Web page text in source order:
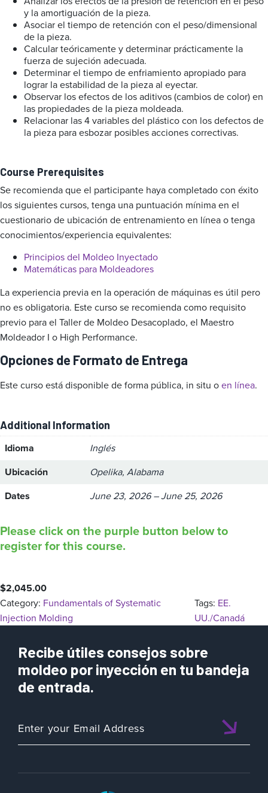
y la amortiguación de la pieza.
Asociar el tiempo de retención con el peso/dimensional
de la pieza.
Calcular teóricamente y determinar prácticamente la
fuerza de sujeción adecuada.
Determinar el tiempo de enfriamiento apropiado para
lograr la estabilidad de la pieza al eyectar.
Observar los efectos de los aditivos (cambios de color) en
las propiedades de la pieza moldeada.
Relacionar las 4 variables del plástico con los defectos de
la pieza para esbozar posibles acciones correctivas.
Course Prerequisites
Se recomienda que el participante haya completado con éxito
los siguientes cursos, tenga una puntuación mínima en el
cuestionario de ubicación de entrenamiento en línea o tenga
conocimientos/experiencia equivalentes:
Principios del Moldeo Inyectado
Matemáticas para Moldeadores
La experiencia previa en la operación de máquinas es útil pero
no es obligatoria. Este curso se recomienda como requisito
previo para el Taller de Moldeo Desacoplado, el Maestro
Moldeador I o High Performance.
Opciones de Formato de Entrega
Este curso está disponible de forma pública, in situ oen línea.
Additional Information
Idioma
Inglés
Ubicación
Opelika, Alabama
Dates
June 23, 2026 – June 25, 2026
Please click on the purple button below to
register for this course.
$2,045.00
Category: Fundamentals of Systematic
Injection Molding
Tags: EE.
UU./Canadá
Recibe útiles consejos sobre
moldeo por inyección en tu bandeja
de entrada.